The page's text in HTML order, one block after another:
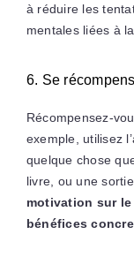
à réduire les
mentales liées à
6. Se
Récompensez-
exemple, utilisez
quelque chose
livre, ou une
motivation sur
bénéfices